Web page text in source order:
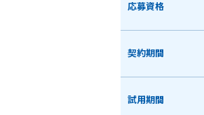
応募資格
契約期間
試用期間